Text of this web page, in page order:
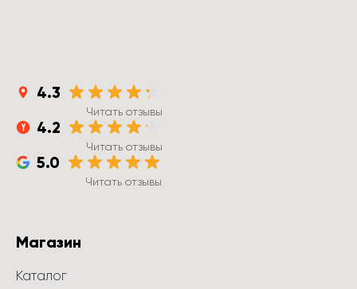
4.3
Читать отзывы
4.2
Читать отзывы
5.0
Читать отзывы
Магазин
Каталог